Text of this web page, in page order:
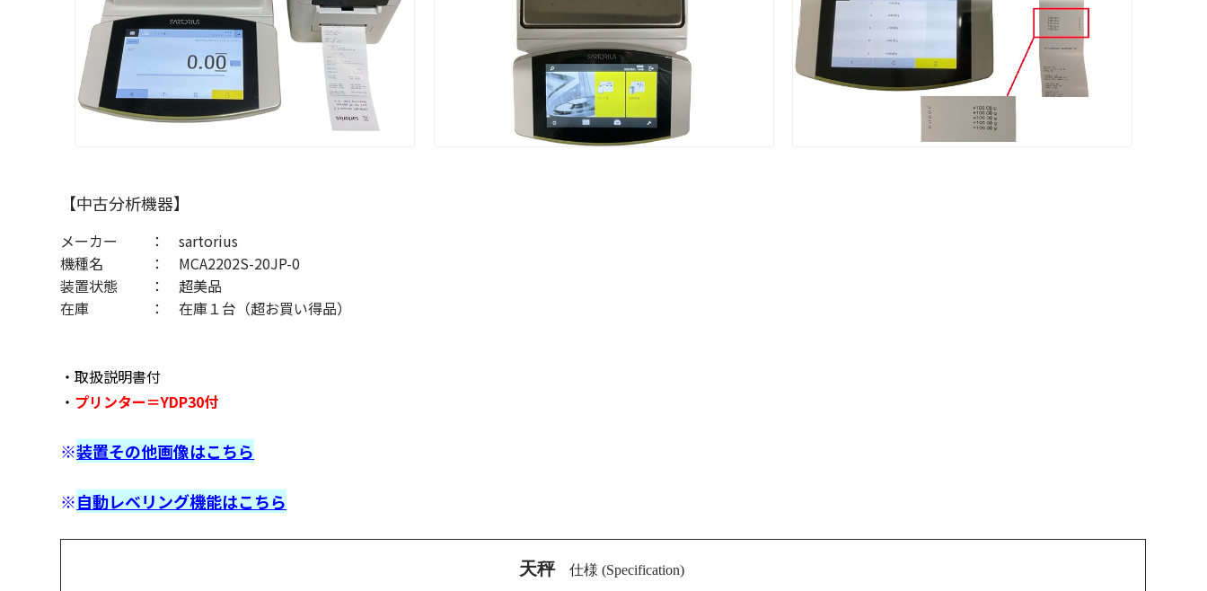
【中古分析機器】
メーカー
sartorius
機種名
MCA2202S-20JP-0
装置状態
超美品
在庫
在庫１台（超お買い得品）
・取扱説明書付
・ プリンター＝YDP30付
※装置その他画像はこちら
※自動レベリング機能はこちら
天秤仕様 (Specification)